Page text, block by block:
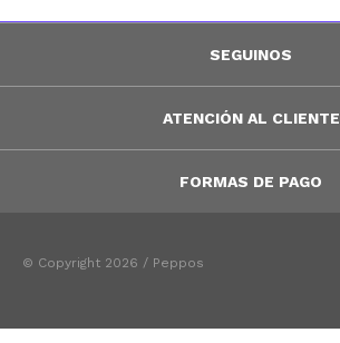
SEGUINOS
ATENCIÓN AL CLIENTE
FORMAS DE PAGO
© Copyright 2026 / Peppos